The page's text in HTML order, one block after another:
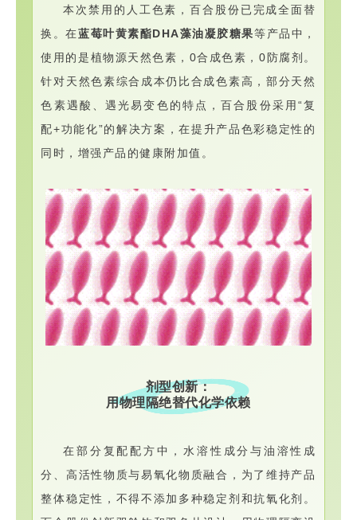
本次禁用的人工色素，百合股份已完成全面替
换。在蓝莓叶黄素酯DHA藻油凝胶糖果等产品中，
使用的是植物源天然色素， 0合成色素，0防腐剂 。
针对天然色素综合成本仍比合成色素高，部分天然
色素遇酸、遇光易变色的特点，百合股份采用“复
配+功能化”的解决方案，在提升产品色彩稳定性的
同时，增强产品的健康附加值。
剂型创新：
用物理隔绝替代化学依赖
在部分复配配方中，水溶性成分与油溶性成
分、高活性物质与易氧化物质融合，为了维持产品
整体稳定性，不得不添加多种稳定剂和抗氧化剂。